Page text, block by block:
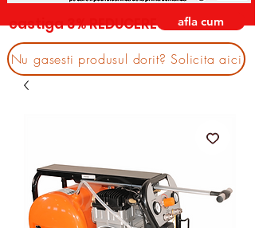
castiga 3% REDUCERE afla cum
Nu gasesti produsul dorit? Solicita aici